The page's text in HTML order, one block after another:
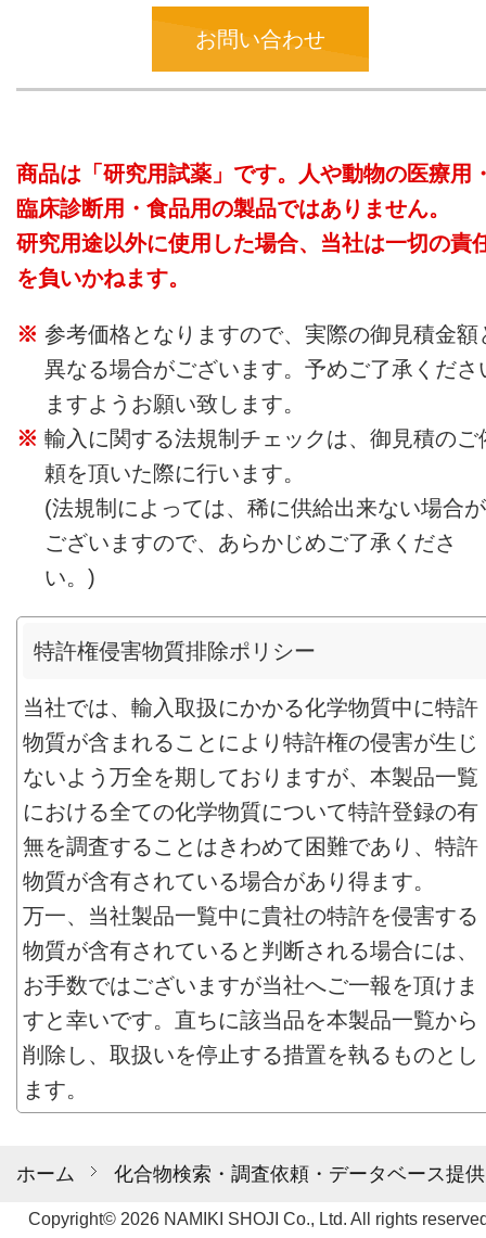
ホーム 化合物検索・調査依頼・データベース提供
お問い合わせ
商品は「研究用試薬」です。人や動物の医療用
臨床診断用・食品用の製品ではありません。
研究用途以外に使用した場合、当社は一切の責
を負いかねます。
参考価格となりますので、実際の御見積金額
異なる場合がございます。予めご了承くださ
ますようお願い致します。
輸入に関する法規制チェックは、御見積のご
頼を頂いた際に行います。
(法規制によっては、稀に供給出来ない場合が
ございますので、あらかじめご了承くださ
い。)
特許権侵害物質排除ポリシー
当社では、輸入取扱にかかる化学物質中に特許
物質が含まれることにより特許権の侵害が生じ
ないよう万全を期しておりますが、本製品一覧
における全ての化学物質について特許登録の有
無を調査することはきわめて困難であり、特許
物質が含有されている場合があり得ます。
万一、当社製品一覧中に貴社の特許を侵害する
物質が含有されていると判断される場合には、
お手数ではございますが当社へご一報を頂けま
すと幸いです。直ちに該当品を本製品一覧から
削除し、取扱いを停止する措置を執るものとし
ます。
Copyright© 2026 NAMIKI SHOJI Co., Ltd. All rights